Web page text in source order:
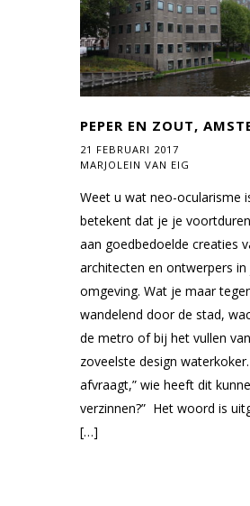
PEPER EN ZOUT,
21 FEBRUARI 2017
MARJOLEIN VAN EIG
Weet u wat neo-ocularisme
betekent dat je je
aan goed­bedoelde creaties
architecten en ontwerpers in
omgeving. Wat je maar
wandelend door de stad,
de metro of bij het vullen
zoveel­ste design
afvraagt,” wie heeft dit
verzinnen?” Het woord is
[…]